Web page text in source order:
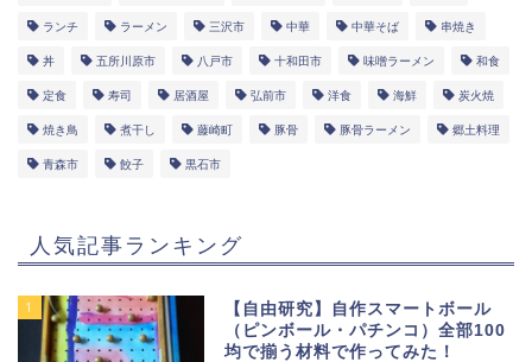
ランチ ラーメン 三沢市 中華 中華そば 串焼き
丼 五所川原市 八戸市 十和田市 味噌ラーメン 和食
定食 寿司 居酒屋 弘前市 洋食 海鮮 炭火焼
焼き鳥 煮干し 藤崎町 豚骨 豚骨ラーメン 郷土料理
青森市 餃子 黒石市
人気記事ランキング
1
【自由研究】自作スマートボール
（ピンボール・パチンコ）全部100
均で揃う材料で作ってみた！